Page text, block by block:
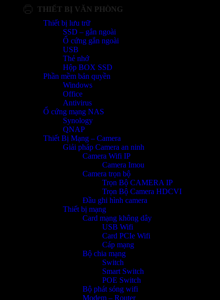
THIẾT BỊ VĂN PHÒNG
Thiết bị lưu trữ
SSD – gắn ngoài
Ổ cứng gắn ngoài
USB
Thẻ nhớ
Hộp BOX SSD
Phần mềm bản quyền
Windows
Office
Antivirus
Ổ cứng mạng NAS
Synology
QNAP
Thiết Bị Mạng – Camera
Giải pháp Camera an ninh
Camera Wifi IP
Camera Imou
Camera trọn bộ
Trọn Bộ CAMERA IP
Trọn Bộ Camera HDCVI
Đầu ghi hình camera
Thiết bị mạng
Card mạng không dây
USB Wifi
Card PCIe Wifi
Cáp mạng
Bộ chia mạng
Switch
Smart Switch
POE Switch
Bộ phát sóng wifi
Modem – Router